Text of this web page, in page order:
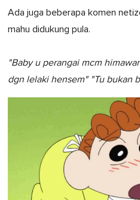
Ada juga beberapa komen
mahu didukung pula.
"Baby u perangai mcm
dgn lelaki hensem" "Tu bukan